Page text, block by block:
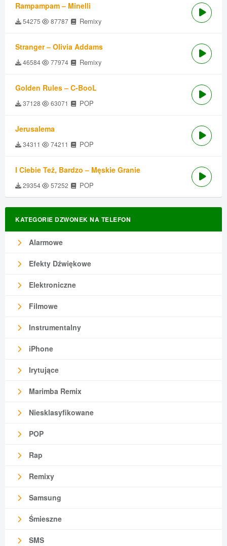
Rampampam – Minelli
54275 87787 Remixy
Stranger – Olivia Addams
46584 77974 Remixy
Golden Rules – C-BooL
37128 63071 POP
Jerusalema
34311 74211 POP
I Ciebie Też, Bardzo – Męskie Granie
29354 57252 POP
KATEGORIE DZWONEK NA TELEFON
Alarmowe
Efekty Dźwiękowe
Elektroniczne
Filmowe
Instrumentalny
iPhone
Irytujące
Marimba Remix
Niesklasyfikowane
POP
Rap
Remixy
Samsung
Śmieszne
SMS